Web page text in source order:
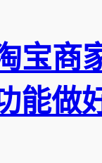
宝商
能做